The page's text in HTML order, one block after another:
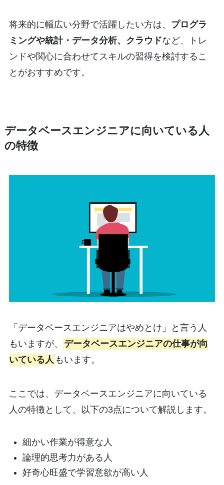
将来的に幅広い分野で活躍したい方は、 プログラ
ミングや統計・データ分析、クラウドなど、トレ
ンドや関心に合わせてスキルの習得を検討するこ
とがおすすめです。
データベースエンジニアに向いている人
の特徴
「データベースエンジニアはやめとけ」と言う人
もいますが、
データベースエンジニアの仕事が向
いている人 もいます。
ここでは、データベースエンジニアに向いている
人の特徴として、以下の3点について解説します。
細かい作業が得意な人
論理的思考力がある人
好奇心旺盛で学習意欲が高い人